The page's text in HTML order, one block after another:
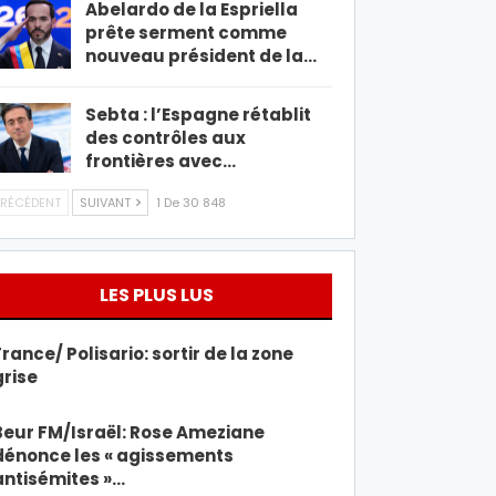
Abelardo de la Espriella
prête serment comme
nouveau président de la…
Sebta : l’Espagne rétablit
des contrôles aux
frontières avec…
SUIVANT 1 De 30 848
LES PLUS LUS
Polisario: sortir de la zone
FM/Israël: Rose Ameziane
les « agissements
»…